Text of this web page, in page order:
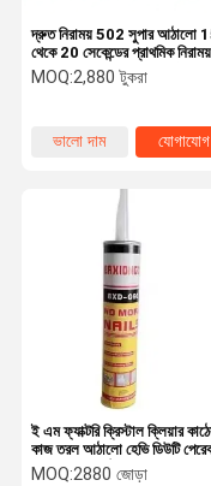
দ্রুত নিরাময় 502 সুপার আঠালো
থেকে 20 সেকেন্ডের প্রাথমিক নিরাময়
সময় এবং 12 মাসের শেল্ফ জীবন
শক্তিশালী এবং বন্ড নিশ্চিত করে
MOQ:2,880 টুকরা
ভালো দাম যোগাযোগ
ই এম ফ্যাক্টরি ক্রিস্টাল ক্লিয়ার
কাজ তরল আঠালো হেভি ডিউটি
মুক্ত মাউন্টিং আঠালো
MOQ:2880 জোড়া